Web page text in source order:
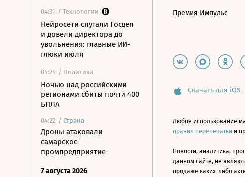
04:31 / Технологии
Нейросети спутали Госдеп
и довели директора до
увольнения: главные ИИ-
глюки июля
04:24 / Политика
Ночью над российскими
регионами сбиты почти 400
БПЛА
04:22 / Страна
Дроны атаковали
самарское
промпредприятие
7 августа 2026
Премия Импульс
Скачать для iOS
Любое использование
правил перепечатки и
Новости, аналитика,
данном сайте, не
продаже каких-либо